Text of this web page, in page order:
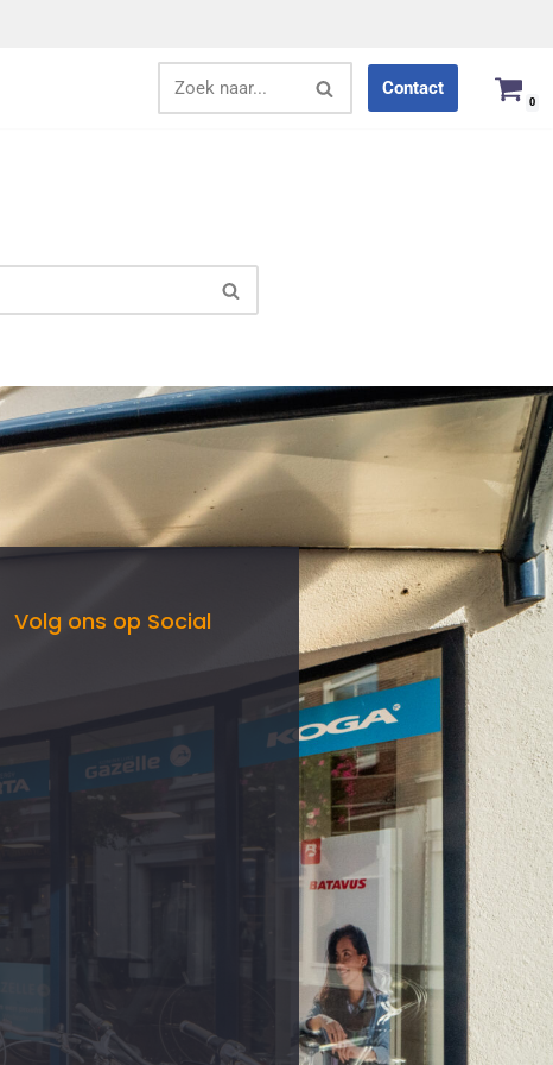
Contact
0
Volg ons op Social